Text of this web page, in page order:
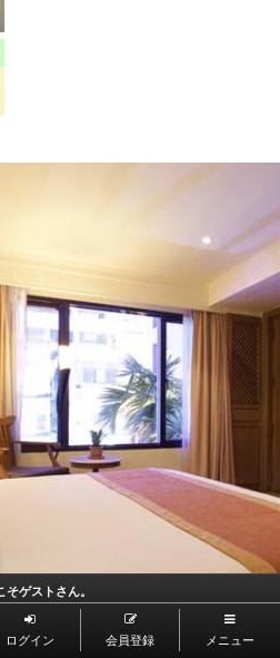
そゲストさん。
ログイン 会員登録 メニュー